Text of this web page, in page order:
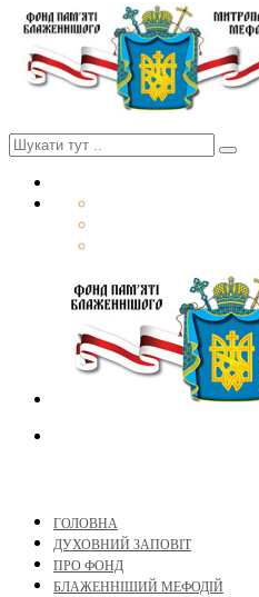
ГОЛОВНА
ДУХОВНИЙ ЗАПОВІТ
ПРО ФОНД
БЛАЖЕННІШИЙ МЕФОДІЙ